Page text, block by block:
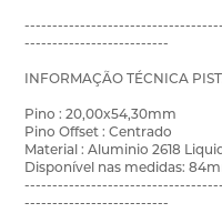
--------------------------
INFORMAÇÃO TÉCNICA
Pino : 20,00x54,30mm
Pino Offset : Centrado
Material : Aluminio 2618
Disponível nas medidas:
--------------------------